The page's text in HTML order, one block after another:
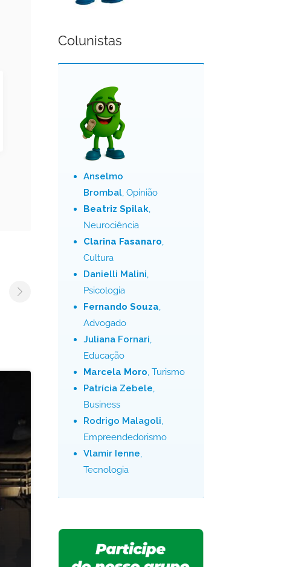
Colunistas
Anselmo
Brombal, Opinião
Beatriz Spilak,
Neurociência
Clarina Fasanaro,
Cultura
Danielli Malini,
Psicologia
Fernando Souza,
Advogado
Juliana Fornari,
Educação
Marcela Moro, Turismo
Patrícia Zebele,
Business
Rodrigo Malagoli,
Empreendedorismo
Vlamir Ienne,
Tecnologia